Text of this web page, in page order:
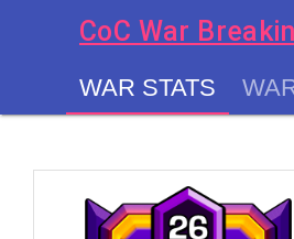
CoC War
WAR STATS